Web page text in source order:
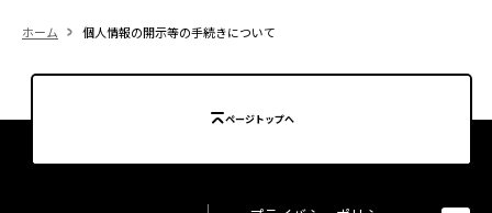
ホーム 個人情報の開示等の手続きについて
ページトップへ